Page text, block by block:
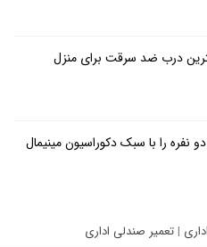
سرقت برای منزل
دکوراسیون مینیمال
صندلی اداری